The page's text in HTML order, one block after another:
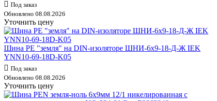
Под заказ
Обновлено 08.08.2026
Уточнить цену
Шина PE "земля" на DIN-изоляторе ШНИ-6х9-18-Д-Ж IEK
YNN10-69-18D-K05
Под заказ
Обновлено 08.08.2026
Уточнить цену